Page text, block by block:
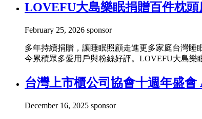
LOVEFU大島樂眠捐贈百件枕頭
February 25, 2026 sponsor
多年持續捐贈，讓睡眠照顧走進更多家庭台灣
今累積眾多愛用戶與粉絲好評。LOVEFU大島
台灣上市櫃公司協會十週年盛
December 16, 2025 sponsor